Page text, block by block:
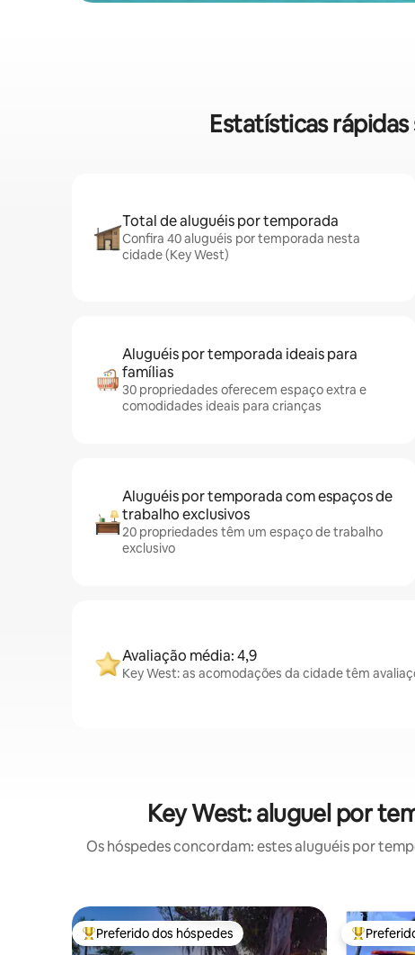
Estatísticas
Total de aluguéis por temporada
Confira 40 aluguéis por temporada nesta
cidade (Key West)
Aluguéis por temporada ideais para
famílias
30 propriedades oferecem espaço extra e
comodidades ideais para crianças
Aluguéis por temporada com espaços de
trabalho exclusivos
20 propriedades têm um espaço de trabalho
exclusivo
Avaliação média: 4,9
Key West: as acomodações da cidade têm
Key West: aluguel por
Os hóspedes concordam: estes aluguéis por
Entre os melhores preferidos dos hóspedes
Preferido dos hóspedes Entre os